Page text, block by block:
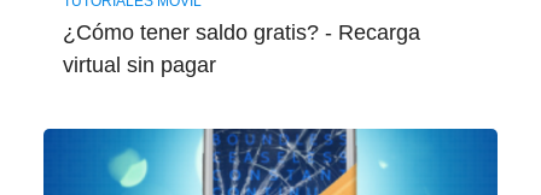
¿Cómo tener saldo gratis? - Recarga
virtual sin pagar